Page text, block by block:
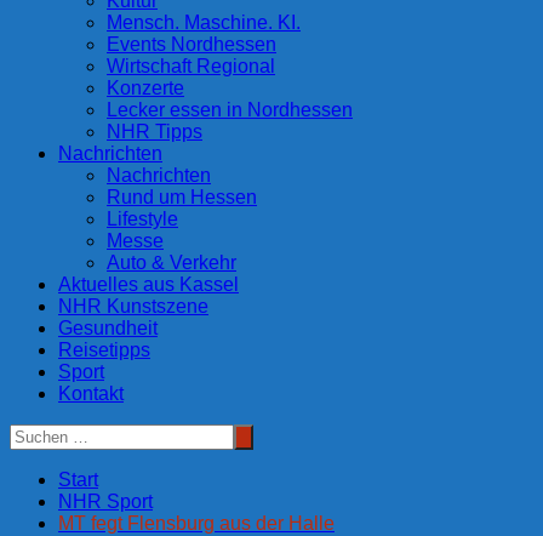
Mensch. Maschine. KI.
Events Nordhessen
Wirtschaft Regional
Konzerte
Lecker essen in Nordhessen
NHR Tipps
Nachrichten
Nachrichten
Rund um Hessen
Lifestyle
Messe
Auto & Verkehr
Aktuelles aus Kassel
NHR Kunstszene
Gesundheit
Reisetipps
Sport
Kontakt
Start
NHR Sport
MT fegt Flensburg aus der Halle